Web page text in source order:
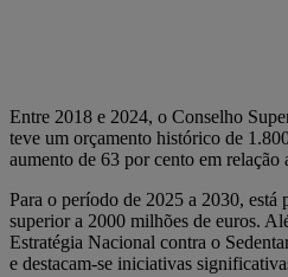
Entre 2018 e 2024, o Conselho
teve um orçamento histórico de
aumento de 63 por cento em relação
Para o período de 2025 a 2030, está
superior a 2000 milhões de euros.
Estratégia Nacional contra o
e destacam-se iniciativas